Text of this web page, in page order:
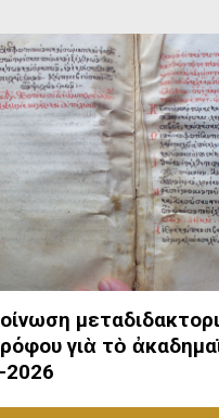
γιὰ τὸ
2026